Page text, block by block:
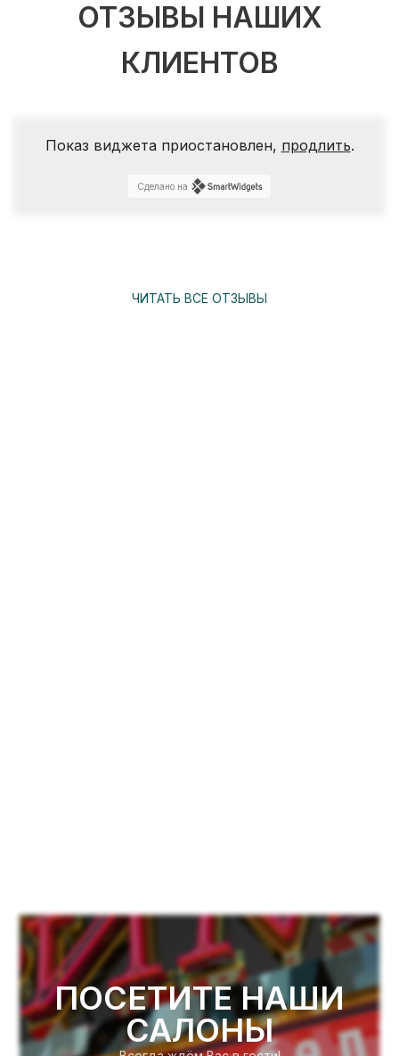
ОТЗЫВЫ НАШИХ
КЛИЕНТОВ
Показ виджета приостановлен, продлить.
Сделано на
ЧИТАТЬ ВСЕ ОТЗЫВЫ
ПОСЕТИТЕ НАШИ
САЛОНЫ